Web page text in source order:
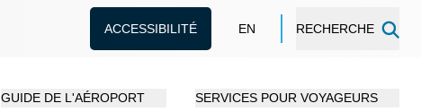
ACCESSIBILITÉ EN RECHERCHE
GUIDE DE L'AÉROPORT SERVICES POUR VOYAGEURS